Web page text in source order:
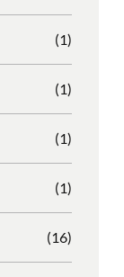
(1)
(1)
(1)
(1)
(16)